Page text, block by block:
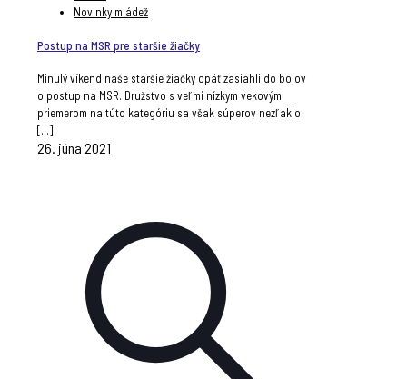
Novinky mládež
Postup na MSR pre staršie žiačky
Minulý víkend naše staršie žiačky opäť zasiahli do bojov
o postup na MSR. Družstvo s veľmi nízkym vekovým
priemerom na túto kategóriu sa však súperov nezľaklo
[…]
26. júna 2021